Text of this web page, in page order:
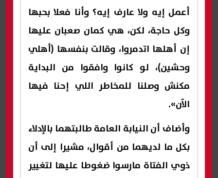
أعمل إيه ولا عارف إيه؟ وأنا فعلا بحبها
وكل حاجة، لكن، هي كمان صعبان عليها
إن أهلها اتدمروا، وقالت بنفسها (أهلي
وحشين)، لو كانوا وافقوا من البداية
مكنش وصلنا للمخاطر اللي إحنا فيها
الآن».
وأضاف أن النيابة العامة طالبتهما بالإدلاء
بكل ما لديهما من أقوال، مشيرا إلى أن
ذوي الفتاة مارسوا ضغوطا عليها لتغيير